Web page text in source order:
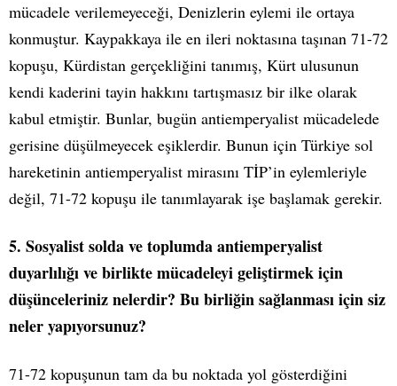
mücadele verilemeyeceği, Denizlerin eylemi ile ortaya
konmuştur. Kaypakkaya ile en ileri noktasına taşınan 71-72
kopuşu, Kürdistan gerçekliğini tanımış, Kürt ulusunun
kendi kaderini tayin hakkını tartışmasız bir ilke olarak
kabul etmiştir. Bunlar, bugün antiemperyalist mücadelede
gerisine düşülmeyecek eşiklerdir. Bunun için Türkiye sol
hareketinin antiemperyalist mirasını TİP’in eylemleriyle
değil, 71-72 kopuşu ile tanımlayarak işe başlamak gerekir.
5. Sosyalist solda ve toplumda antiemperyalist
duyarlılığı ve birlikte mücadeleyi geliştirmek için
düşünceleriniz nelerdir? Bu birliğin sağlanması için siz
neler yapıyorsunuz?
71-72 kopuşunun tam da bu noktada yol gösterdiğini